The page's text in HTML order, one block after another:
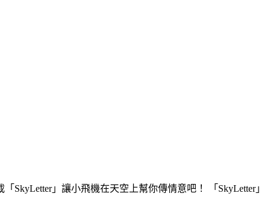
」讓小飛機在天空上幫你傳情意吧！ 「SkyLetter」